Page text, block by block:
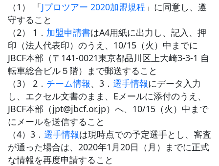
（1） 「Jプロツアー 2020加盟規程 」に同意し、遵
守すること
（2） 1． 加盟申請書はA4用紙に出力し、記入、押
印（法人代表印）のうえ、10/15（火）中までに
JBCF本部（〒141-0021東京都品川区上大崎3-3-1 自
転車総合ビル５階）まで郵送すること
（3） 2． チーム情報、3． 選手情報にデータ入力
し、エクセル文書のまま、Eメールに添付のうえ、
JBCF本部（jpt@jbcf.or.jp）へ、10/15（火）中まで
にメールを送信すること
（4）3． 選手情報は現時点での予定選手とし、審査
が通った場合は、2020年1月20日（月）までに正式
な情報を再度申請すること